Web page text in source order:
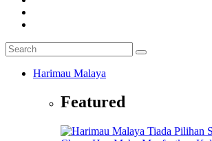
Harimau Malaya
Featured